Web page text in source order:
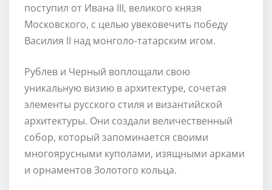
поступил от Ивана III, великого князя
Московского, с целью увековечить победу
Василия II над монголо-татарским игом.
Рублев и Черный воплощали свою
уникальную визию в архитектуре, сочетая
элементы русского стиля и византийской
архитектуры. Они создали величественный
собор, который запоминается своими
многоярусными куполами, изящными арками
и орнаментов Золотого кольца.